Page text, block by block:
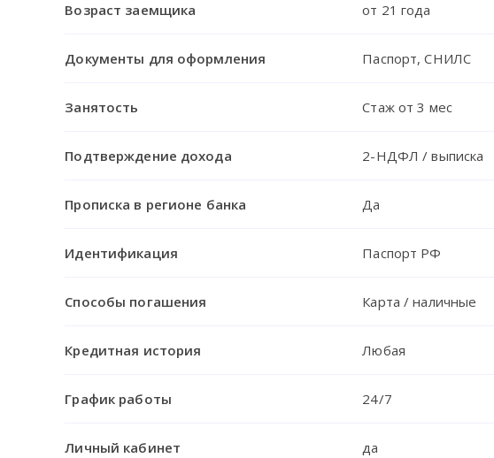
Возраст заемщика от 21 года
Документы для оформления Паспорт, СНИЛС
Занятость Стаж от 3 мес
Подтверждение дохода 2-НДФЛ / выписка
Прописка в регионе банка Да
Идентификация Паспорт РФ
Способы погашения Карта / наличные
Кредитная история Любая
График работы 24/7
Личный кабинет да